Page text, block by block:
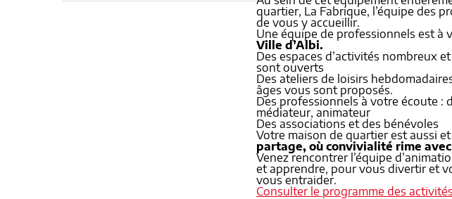
quartier, La Fabrique, l’équipe des
de vous y accueillir.
Une équipe de professionnels est à
Ville d’Albi.
Des espaces d’activités nombreux
sont ouverts
Des ateliers de loisirs
âges vous sont proposés.
Des professionnels à votre écoute :
médiateur, animateur
Des associations et des bénévoles
Votre maison de quartier est aussi
partage, où convivialité rime
Venez rencontrer l’équipe
et apprendre, pour vous divertir et
vous entraider.
Consulter le programme des